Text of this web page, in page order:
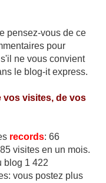
pensez-vous de ce
pour
ne vous convient
le blog-it express.
vos visites, de vos
records: 66
visites en un mois.
blog 1 422
vous postez plus